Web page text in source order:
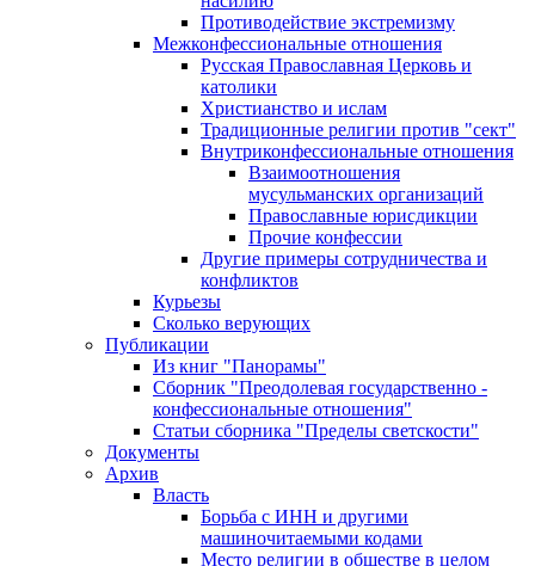
Противодействие экстремизму
Межконфессиональные отношения
Русская Православная Церковь и
католики
Христианство и ислам
Традиционные религии против "сект"
Внутриконфессиональные отношения
Взаимоотношения
мусульманских организаций
Православные юрисдикции
Прочие конфессии
Другие примеры сотрудничества и
конфликтов
Курьезы
Сколько верующих
Публикации
Из книг "Панорамы"
Сборник "Преодолевая государственно -
конфессиональные отношения"
Статьи сборника "Пределы светскости"
Документы
Архив
Власть
Борьба с ИНН и другими
машиночитаемыми кодами
Место религии в обществе в целом